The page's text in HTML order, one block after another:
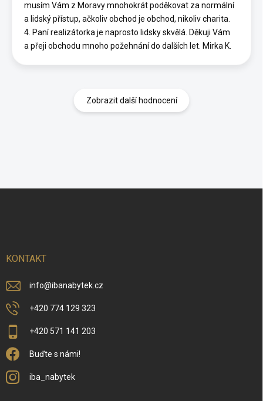
musím Vám z Moravy mnohokrát poděkovat za normální
a lidský přístup, ačkoliv obchod je obchod, nikoliv charita.
4. Paní realizátorka je naprosto lidsky skvělá. Děkuji Vám
a přeji obchodu mnoho požehnání do dalších let. Mirka K.
Zobrazit další hodnocení
KONTAKT
info@ibanabytek.cz
+420 774 129 323
+420 571 141 203
Buďte s námi!
iba_nabytek